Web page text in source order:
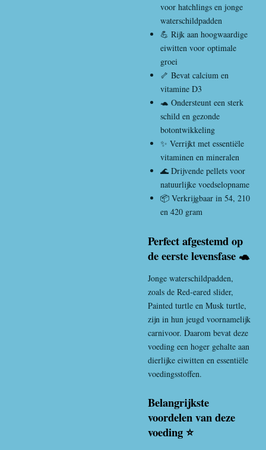
voor hatchlings en jonge
waterschildpadden
💪 Rijk aan hoogwaardige
eiwitten voor optimale
groei
🦴 Bevat calcium en
vitamine D3
🐢 Ondersteunt een sterk
schild en gezonde
botontwikkeling
✨ Verrijkt met essentiële
vitaminen en mineralen
🌊 Drijvende pellets voor
natuurlijke voedselopname
📦 Verkrijgbaar in 54, 210
en 420 gram
Perfect afgestemd op
de eerste levensfase 🐢
Jonge waterschildpadden,
zoals de Red-eared slider,
Painted turtle en Musk turtle,
zijn in hun jeugd voornamelijk
carnivoor. Daarom bevat deze
voeding een hoger gehalte aan
dierlijke eiwitten en essentiële
voedingsstoffen.
Belangrijkste
voordelen van deze
voeding ⭐